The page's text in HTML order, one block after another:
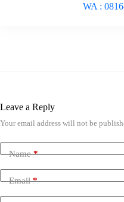
WA :
Leave a Reply
Your email address will not be
Name*
Email*